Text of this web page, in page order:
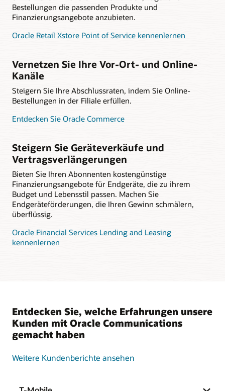
Bestellungen die passenden Produkte und
Finanzierungsangebote anzubieten.
Oracle Retail Xstore Point of Service kennenlernen
Vernetzen Sie Ihre Vor-Ort- und Online-
Kanäle
Steigern Sie Ihre Abschlussraten, indem Sie Online-
Bestellungen in der Filiale erfüllen.
Entdecken Sie Oracle Commerce
Steigern Sie Geräteverkäufe und
Vertragsverlängerungen
Bieten Sie Ihren Abonnenten kostengünstige
Finanzierungsangebote für Endgeräte, die zu ihrem
Budget und Lebensstil passen. Machen Sie
Endgeräteförderungen, die Ihren Gewinn schmälern,
überflüssig.
Oracle Financial Services Lending and Leasing
kennenlernen
Entdecken Sie, welche Erfahrungen unsere
Kunden mit Oracle Communications
gemacht haben
Weitere Kundenberichte ansehen